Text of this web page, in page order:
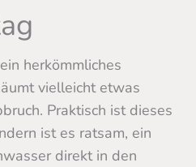
herkömmliches
vielleicht etwas
Praktisch ist dieses
ist es ratsam, ein
direkt in den